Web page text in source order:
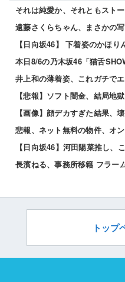
それは純愛か、それともスト
遠藤さくらちゃん、まさかの
【日向坂46】 下着姿のかほ
本日8/6の乃木坂46「猫舌
井上和の薄着姿、これガチで
【悲報】ソフト闇金、結局地
【画像】顔デカすぎた結果、
【日向坂46】河田陽菜推し、
長濱ねる、事務所移籍 フラー
トップ